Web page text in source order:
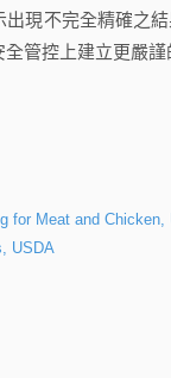
出現不完全精確之
管控上建立更嚴謹
for Meat and Chicken,
USDA